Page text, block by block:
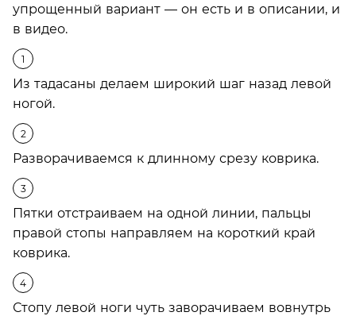
упрощенный вариант — он есть и в описании, и
в видео.
Из тадасаны делаем широкий шаг назад левой
ногой.
Разворачиваемся к длинному срезу коврика.
Пятки отстраиваем на одной линии, пальцы
правой стопы направляем на короткий край
коврика.
Стопу левой ноги чуть заворачиваем вовнутрь